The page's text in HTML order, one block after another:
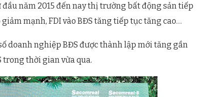
năm 2015 đến nay thị trường bất động sản tiếp
mạnh, FDI vào BĐS tăng tiếp tục tăng cao…
doanh nghiệp BĐS được thành lập mới tăng gần
thời gian vừa qua.